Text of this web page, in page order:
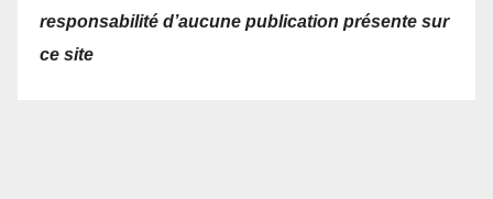
responsabilité d’aucune publication présente sur
ce site